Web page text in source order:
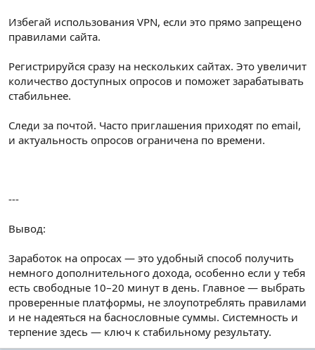
Избегай использования VPN, если это прямо запрещено
правилами сайта.
Регистрируйся сразу на нескольких сайтах. Это увеличит
количество доступных опросов и поможет зарабатывать
стабильнее.
Следи за почтой. Часто приглашения приходят по email,
и актуальность опросов ограничена по времени.
---
Вывод:
Заработок на опросах — это удобный способ получить
немного дополнительного дохода, особенно если у тебя
есть свободные 10–20 минут в день. Главное — выбрать
проверенные платформы, не злоупотреблять правилами
и не надеяться на баснословные суммы. Системность и
терпение здесь — ключ к стабильному результату.